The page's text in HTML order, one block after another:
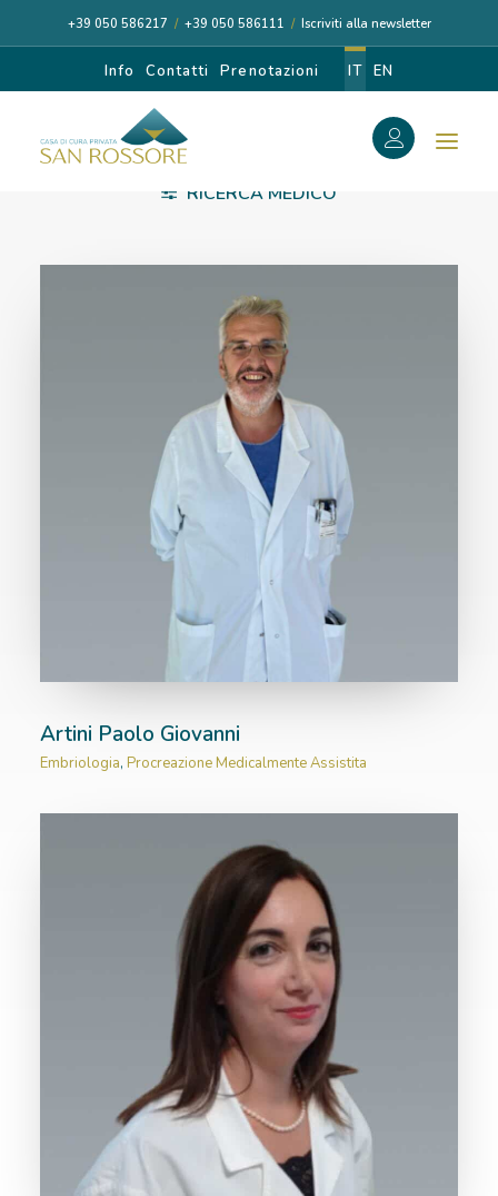
+39 050 586217 / +39 050 586111 / Iscriviti alla newsletter
Info Contatti Prenotazioni IT EN
for:
I NOSTRI MEDICI
DIAGNOSI E CURA
RICERCA MEDICO
Artini Paolo Giovanni
Embriologia, Procreazione Medicalmente Assistita